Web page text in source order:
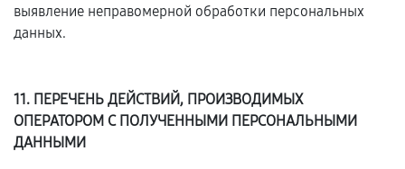
выявление неправомерной обработки персональных
данных.
11. ПЕРЕЧЕНЬ ДЕЙСТВИЙ, ПРОИЗВОДИМЫХ
ОПЕРАТОРОМ С ПОЛУЧЕННЫМИ ПЕРСОНАЛЬНЫМИ
ДАННЫМИ